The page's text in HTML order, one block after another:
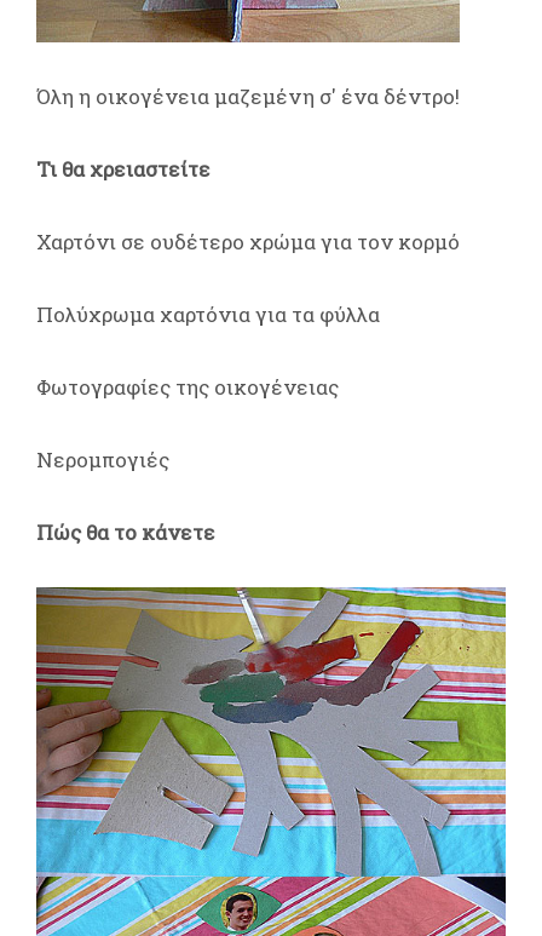
Όλη η οικογένεια μαζεμένη σ' ένα δέντρο!
Τι θα χρειαστείτε
Χαρτόνι σε ουδέτερο χρώμα για τον κορμό
Πολύχρωμα χαρτόνια για τα φύλλα
Φωτογραφίες της οικογένειας
Νερομπογιές
Πώς θα το κάνετε